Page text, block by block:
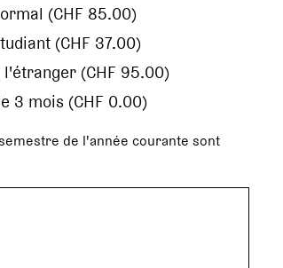
(CHF 85.00)
(CHF 37.00)
(CHF 95.00)
3 mois (CHF 0.00)
de l'année courante sont